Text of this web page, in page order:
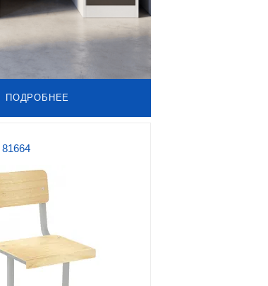
ПОДРОБНЕЕ
81664